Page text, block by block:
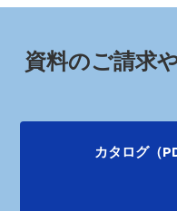
資料のご請求
カタログ（